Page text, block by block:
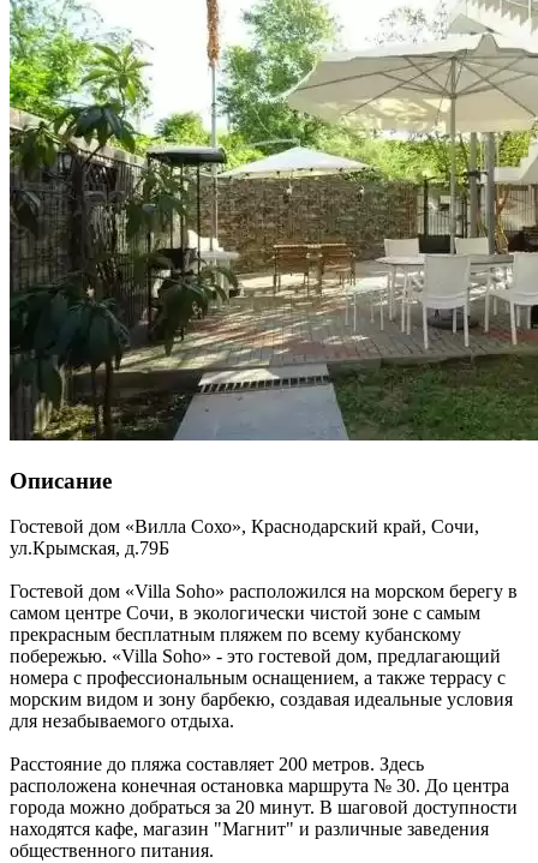
Описание
Гостевой дом «Вилла Сохо», Краснодарский край, Сочи,
ул.Крымская, д.79Б
Гостевой дом «Villa Soho» расположился на морском берегу в
самом центре Сочи, в экологически чистой зоне с самым
прекрасным бесплатным пляжем по всему кубанскому
побережью. «Villa Soho» - это гостевой дом, предлагающий
номера с профессиональным оснащением, а также террасу с
морским видом и зону барбекю, создавая идеальные условия
для незабываемого отдыха.
Расстояние до пляжа составляет 200 метров. Здесь
расположена конечная остановка маршрута № 30. До центра
города можно добраться за 20 минут. В шаговой доступности
находятся кафе, магазин "Магнит" и различные заведения
общественного питания.